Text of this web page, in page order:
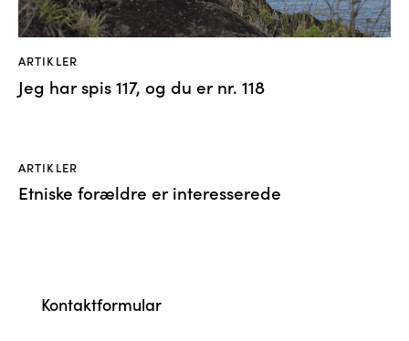
ARTIKLER
Jeg har spis 117, og du er nr. 118
ARTIKLER
Etniske forældre er interesserede
Kontaktformular